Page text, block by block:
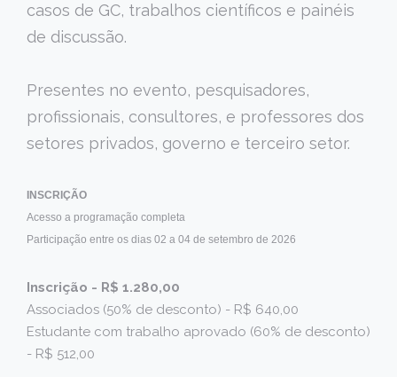
casos de GC, trabalhos científicos e painéis
de discussão.
Presentes no evento, pesquisadores,
profissionais, consultores, e professores dos
setores privados, governo e terceiro setor.
INSCRIÇÃO
Acesso a programação completa
Participação entre os dias 02 a 04 de setembro de 2026
Inscrição - R$ 1.280,00
Associados (50% de desconto) - R$ 640,00
Estudante com trabalho aprovado (60% de desconto)
- R$ 512,00